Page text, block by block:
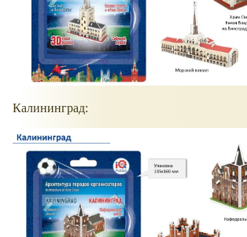
Калининград: